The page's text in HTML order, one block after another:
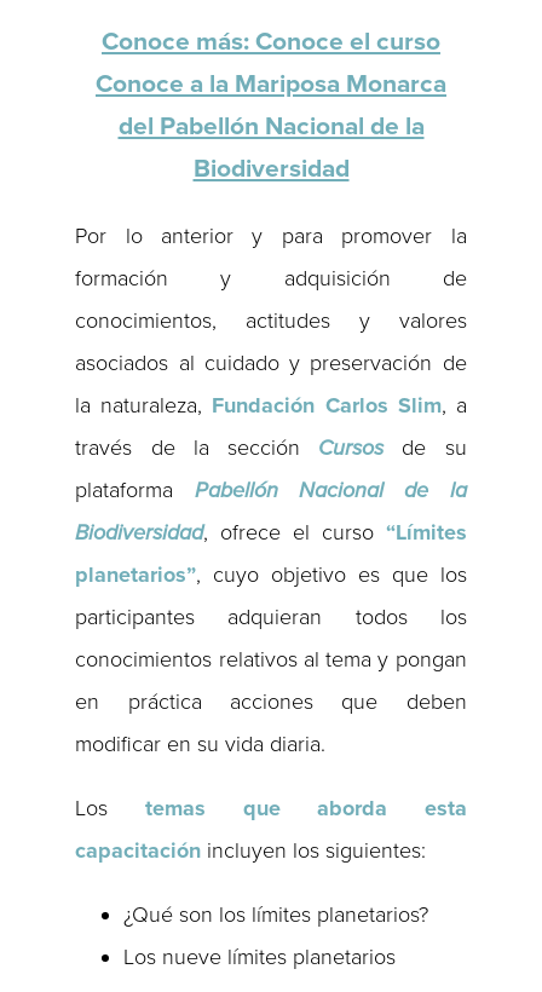
Conoce más: Conoce el curso
Conoce a la Mariposa Monarca
del Pabellón Nacional de la
Biodiversidad
Por lo anterior y para promover la
formación y adquisición de
conocimientos, actitudes y valores
asociados al cuidado y preservación de
la naturaleza, Fundación Carlos Slim, a
través de la sección Cursosde su
plataforma Pabellón Nacional de la
Biodiversidad, ofrece el curso “Límites
planetarios”, cuyo objetivo es que los
participantes adquieran todos los
conocimientos relativos al tema y pongan
en práctica acciones que deben
modificar en su vida diaria.
Los temas que aborda esta
capacitación incluyen los siguientes:
¿Qué son los límites planetarios?
Los nueve límites planetarios